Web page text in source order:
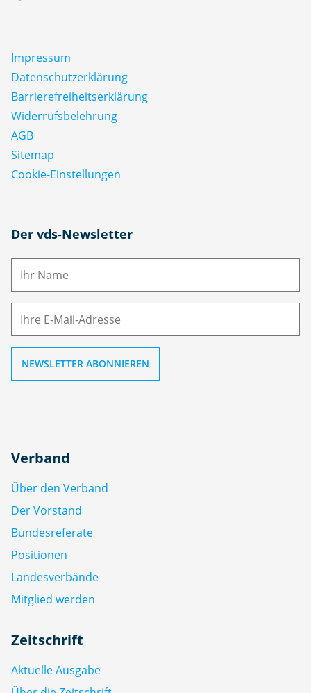
Impressum
Datenschutz­erklärung
Barrierefreiheitserklärung
Widerrufsbelehrung
AGB
Sitemap
Cookie-Einstellungen
Der vds-Newsletter
N
M
Verband
Über den Verband
Der Vorstand
Bundesreferate
Positionen
Landesverbände
Mitglied werden
Zeitschrift
Aktuelle Ausgabe